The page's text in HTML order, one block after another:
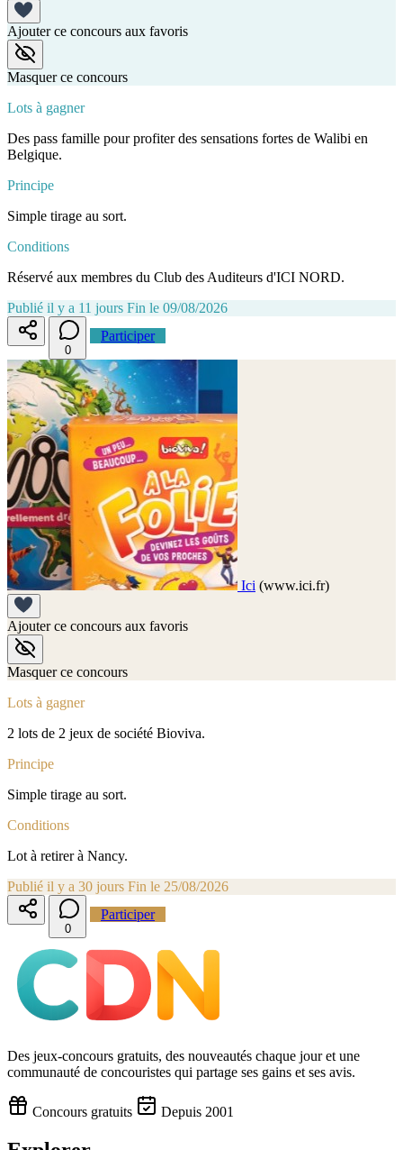
Ajouter ce concours aux favoris
Masquer ce concours
Lots à gagner
Des pass famille pour profiter des sensations fortes de Walibi en
Belgique.
Principe
Simple tirage au sort.
Conditions
Réservé aux membres du Club des Auditeurs d'ICI NORD.
Publié il y a 11 jours Fin le 09/08/2026
0
Participer
Ici (www.ici.fr)
Ajouter ce concours aux favoris
Masquer ce concours
Lots à gagner
2 lots de 2 jeux de société Bioviva.
Principe
Simple tirage au sort.
Conditions
Lot à retirer à Nancy.
Publié il y a 30 jours Fin le 25/08/2026
0
Participer
Des jeux-concours gratuits, des nouveautés chaque jour et une
communauté de concouristes qui partage ses gains et ses avis.
Concours gratuits Depuis 2001